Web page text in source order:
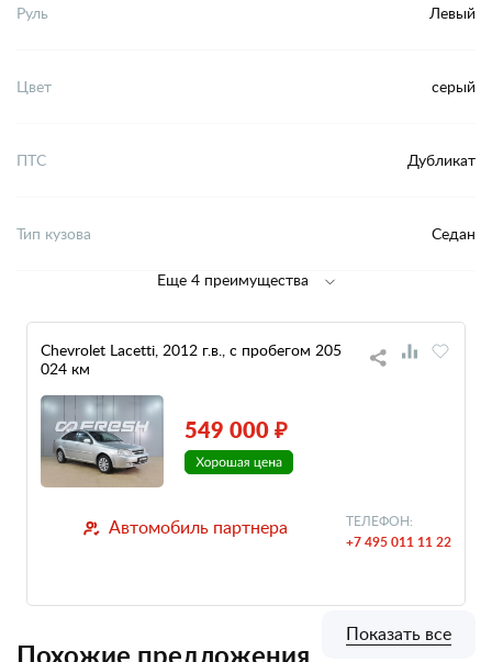
Руль Левый
Цвет серый
ПТС Дубликат
Тип кузова Седан
Еще 4 преимущества
Chevrolet Lacetti, 2012 г.в., с пробегом 205
024 км
549 000 ₽
Автомобиль партнера ТЕЛЕФОН:
+7 495 011 11 22
Показать все